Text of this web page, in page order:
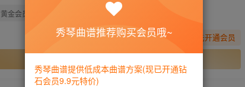
黄金会员 免费
您暂无购买权限，请先开通会员
秀琴曲谱推荐购买会员哦~
秀琴曲谱提供低成本曲谱方案(现已开通钻
石会员9.9元特价)